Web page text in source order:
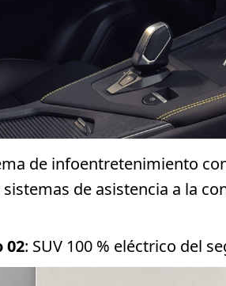
de infoentretenimiento
de asistencia a la
02: SUV 100 % eléctrico del